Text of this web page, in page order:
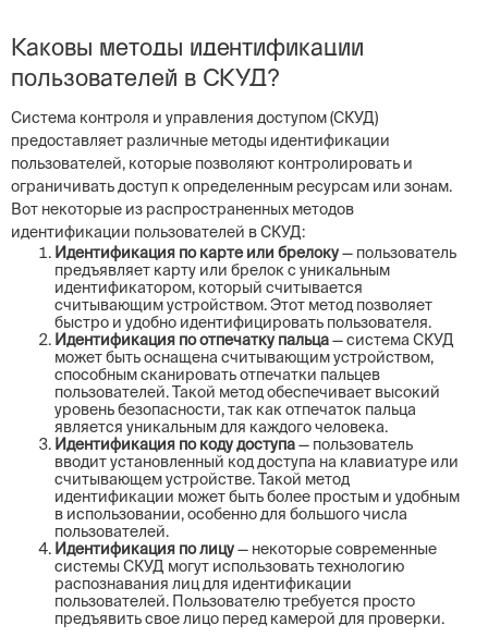
Каковы методы идентификации
пользователей в СКУД?
Система контроля и управления доступом (СКУД)
предоставляет различные методы идентификации
пользователей, которые позволяют контролировать и
ограничивать доступ к определенным ресурсам или зонам.
Вот некоторые из распространенных методов
идентификации пользователей в СКУД:
Идентификация по карте или брелоку— пользователь
предъявляет карту или брелок с уникальным
идентификатором, который считывается
считывающим устройством. Этот метод позволяет
быстро и удобно идентифицировать пользователя.
Идентификация по отпечатку пальца— система СКУД
может быть оснащена считывающим устройством,
способным сканировать отпечатки пальцев
пользователей. Такой метод обеспечивает высокий
уровень безопасности, так как отпечаток пальца
является уникальным для каждого человека.
Идентификация по коду доступа— пользователь
вводит установленный код доступа на клавиатуре или
считывающем устройстве. Такой метод
идентификации может быть более простым и удобным
в использовании, особенно для большого числа
пользователей.
Идентификация по лицу— некоторые современные
системы СКУД могут использовать технологию
распознавания лиц для идентификации
пользователей. Пользователю требуется просто
предъявить свое лицо перед камерой для проверки.